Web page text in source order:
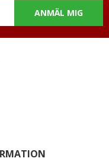
ANMÄL MIG